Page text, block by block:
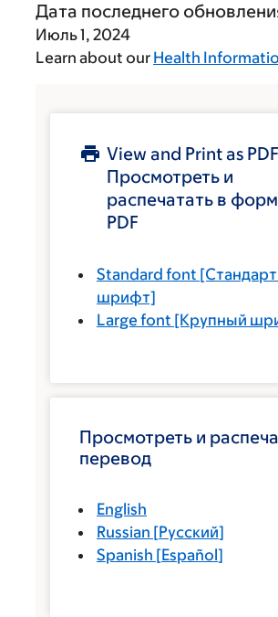
Дата последнего
Июль 1, 2024
Learn about our Health
View and Print as PDF
Просмотреть и
распечатать в
PDF
Standard font
шрифт]
Large font [Крупный
Просмотреть и
перевод
English
Russian [Русский]
Spanish [Español]